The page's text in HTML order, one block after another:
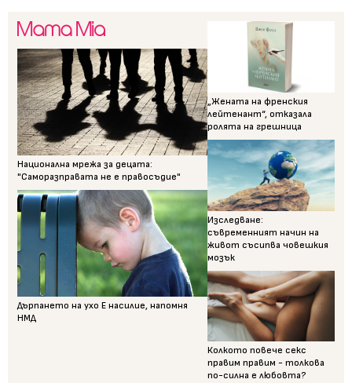
Национална мрежа за децата:
"Саморазправата не е правосъдие"
Дърпането на ухо Е насилие, напомня
НМД
„Жената на френския
лейтенант“, отказала
ролята на грешница
Изследване:
съвременният начин на
живот съсипва човешкия
мозък
Колкото повече секс
правим правим - толкова
по-силна е любовта?